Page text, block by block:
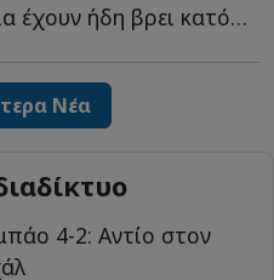
Περίπου 15.000 εισιτήρια έχουν ήδη βρει κατόχους για τη μ...
Νέα